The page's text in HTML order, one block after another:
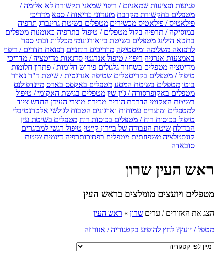
פגיעות ופציעות שמאניזם / ריפוי שמאני תקשורת לא אלימה /
מטפלים בתקשורת מקרבת מועדוני בריאות / ספא מדריכי
פילאטיס / פילאטיס מכשירים מטפלים בשיטת גרינברג תרפיה
במוסיקה / תרפיה בקול מטפלים / טיפול בתרפיה באומנות מטפלים
בתטא הילינג מטפלים בשיטת ביואורגונומי מכללות ובתי ספר
לרפואה משלימה ומיסטיקה מדריכים רוחניים רפואת תדרים / ריפוי
באמצעות אנרגיה ריפוי / טיפול אנרגטי סדנאות מדיטציה / מדריכי
מדיטציה מטפלים בשחזור גלגולים פירוש חלומות / פתרון חלומות
טיפול / מטפלים בקריסטלים שטיפה אנרגטית / שיטת ד"ר נאדר
בוטו מטפלים בשיטת המסע מטפלים באקסס בארס מיינדפולנס
מטפלים באקופרסורה / ג'ין שין מטפלים בגישת האקומי / טיפול
בשיטת האקומי הדרכת הורים מכירת מוצרי העידן החדש ציוד
למטפלים ומוצרים עמותות וארגונים הטבות לגולשי אלטרנטיבלי
טיפול בכוסות רוח / מטפלים בכוסות רוח מטפלים בשיטת עין
הבדולח שיטת העבודה של ביירון קייטי טיפול רגשי למבוגרים
קונסטלציה משפחתית מטפלים בפסיכותרפיה דינמית שיטת
סובאדה
ראש העין שרון
מטפלים ויועצים מומלצים בראש העין
הצג את האזורים / ערים שרון » ראש העין
מטפל / יועץ? לחץ להופיע בקטגוריה / אזור זה